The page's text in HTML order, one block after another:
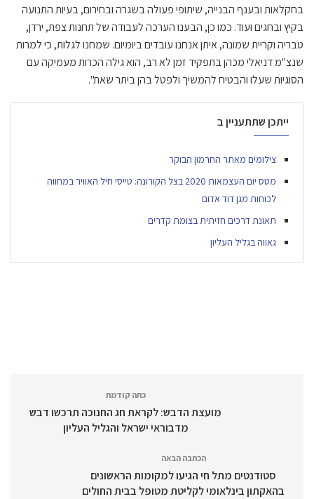
בחקלאות ובענף הבנייה, שיתופי פעולה בשגרה ובחירום, בעיות התנועה
בקיץ ובחגים ועוד. כמו כן, הבענו הערכה לעבודה של תחנות צפת, ירדן,
טבריה וקריית שמונה, איתן אנחנו עובדים ביומיום. שמחנו לגלות, כי למרות
שנצ"מ דניאלי מכהן בתפקיד זמן לא רב, הוא גילה הכרות מעמיקה עם
הסוגיות שעלו והבטיח להמשיך ולפטל בהן ביתר שאת".
ייתכן שתתעניין ב
צילומים מאתר החרמון הבוקר
מטס יום העצמאות 2020 בצל הקורונה: טייסי חיל האוויר במחווה
לכוחות מגן דוד אדום
תאונת דרכים חזיתית בצומת קדרים
גאווה בגליל העליון
כתה קודמת
מועצת הדבש: לקראת חג החנוכה תרכשו דבש
מדבוראי ישראל והגליל העליון
הכתבה הבאה
סטודנטים מתל חי הגיעו למקומות הראשונים
בהאקתון בינלאומי לקליטת מטופל בבית החולים